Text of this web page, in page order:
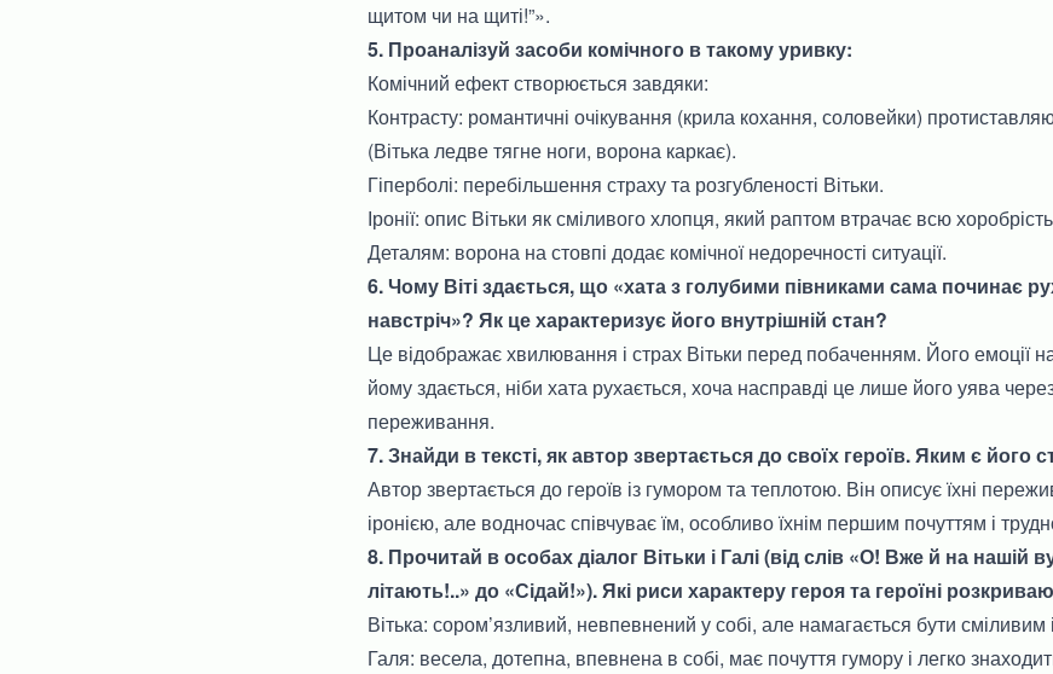
щитом чи на щиті!”».
5. Проаналізуй засоби комічного в такому уривку:
Комічний ефект створюється завдяки:
Контрасту: романтичні очікування (крила кохання, соловейки)
(Вітька ледве тягне ноги, ворона каркає).
Гіперболі: перебільшення страху та розгубленості Вітьки.
Іронії: опис Вітьки як сміливого хлопця, який раптом втрачає всю
Деталям: ворона на стовпі додає комічної недоречності ситуації.
6. Чому Віті здається, що «хата з голубими півниками сама починає
навстріч»? Як це характеризує його внутрішній стан?
Це відображає хвилювання і страх Вітьки перед побаченням. Його емоції
йому здається, ніби хата рухається, хоча насправді це лише його уява через
переживання.
7. Знайди в тексті, як автор звертається до своїх героїв. Яким є його
Автор звертається до героїв із гумором та теплотою. Він описує їхні
іронією, але водночас співчуває їм, особливо їхнім першим почуттям і
8. Прочитай в особах діалог Вітьки і Галі (від слів «О! Вже й на нашій
літають!..» до «Сідай!»). Які риси характеру героя та героїні
Вітька: сором’язливий, невпевнений у собі, але намагається бути сміливим
Галя: весела, дотепна, впевнена в собі, має почуття гумору і легко